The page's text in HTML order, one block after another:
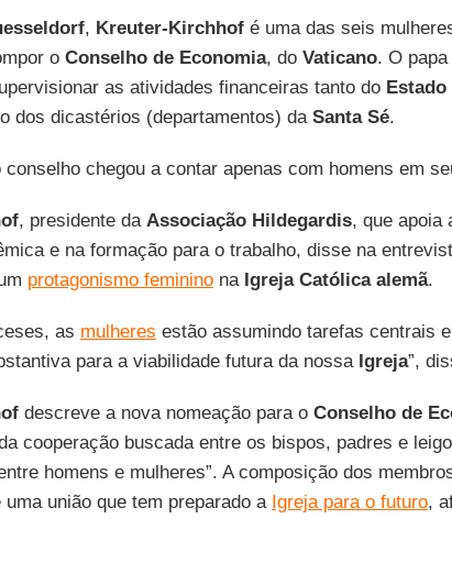
, Kreuter-Kirchhofé uma das seis
o Conselho de Economia, do Vaticano. O
as atividades financeiras tanto do Estado
dos dicastérios (departamentos) da Santa Sé.
chegou a contar apenas com homens em
, presidente da Associação Hildegardis, que apoia
e na formação para o trabalho, disse na
protagonismo femininona Igreja Católica alemã.
as mulheres estão assumindo tarefas centrais
para a viabilidade futura da nossa Igreja”,
descreve a nova nomeação para o Conselho de
cooperação buscada entre os bispos, padres e
homens e mulheres”. A composição dos
união que tem preparado a Igreja para o futuro,